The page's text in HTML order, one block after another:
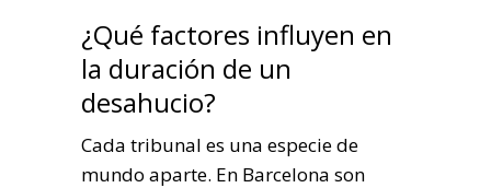
¿Qué factores influyen en
la duración de un
desahucio?
Cada tribunal es una especie de
mundo aparte. En Barcelona son